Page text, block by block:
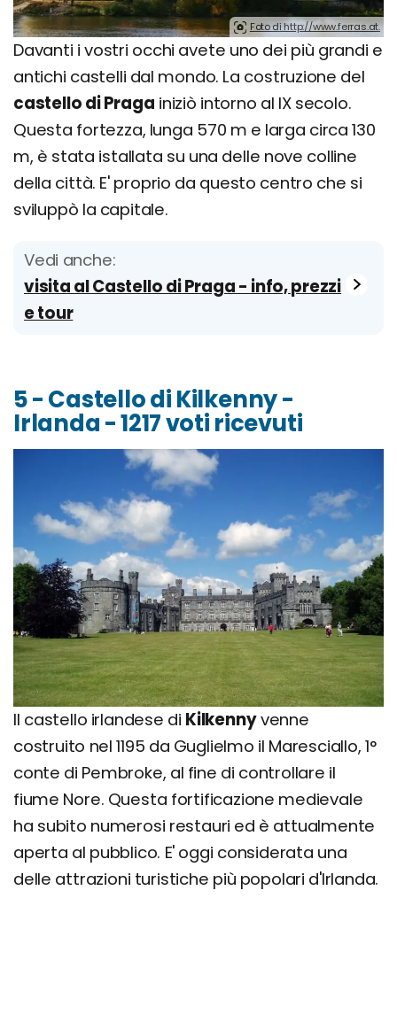
Foto di http://www.ferras.at.
Davanti i vostri occhi avete uno dei più grandi e
antichi castelli dal mondo. La costruzione del
castello di Praga iniziò intorno al IX secolo.
Questa fortezza, lunga 570 m e larga circa 130
m, è stata istallata su una delle nove colline
della città. E' proprio da questo centro che si
sviluppò la capitale.
Vedi anche:
visita al Castello di Praga - info, prezzi
e tour
5 - Castello di Kilkenny -
Irlanda - 1217 voti ricevuti
Il castello irlandese di Kilkennyvenne
costruito nel 1195 da Guglielmo il Maresciallo, 1°
conte di Pembroke, al fine di controllare il
fiume Nore. Questa fortificazione medievale
ha subito numerosi restauri ed è attualmente
aperta al pubblico. E' oggi considerata una
delle attrazioni turistiche più popolari d'Irlanda.